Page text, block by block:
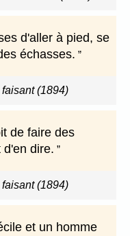
d'aller à pied, se
échasses.
(1894)
de faire des
d'en dire.
(1894)
et un homme